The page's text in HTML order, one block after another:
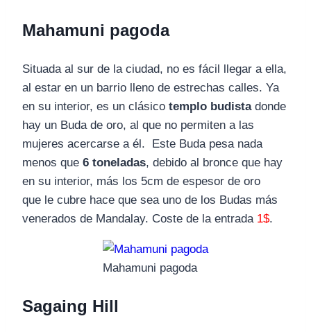
Mahamuni pagoda
Situada al sur de la ciudad, no es fácil llegar a ella,
al estar en un barrio lleno de estrechas calles. Ya
en su interior, es un clásico templo budistadonde
hay un Buda de oro, al que no permiten a las
mujeres acercarse a él. Este Buda pesa nada
menos que 6 toneladas, debido al bronce que hay
en su interior, más los 5cm de espesor de oro
que le cubre hace que sea uno de los Budas más
venerados de Mandalay. Coste de la entrada 1$.
Mahamuni pagoda
Sagaing Hill